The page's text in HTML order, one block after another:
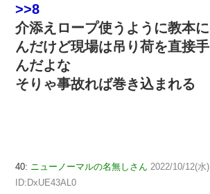
>>8
介添えロープ使うように教本
んだけど現場は吊り荷を直接
んだよな
そりゃ事故れば巻き込まれる
40: ニューノーマルの名無しさん 2022/10/12(水
ID:DxUE43AL0